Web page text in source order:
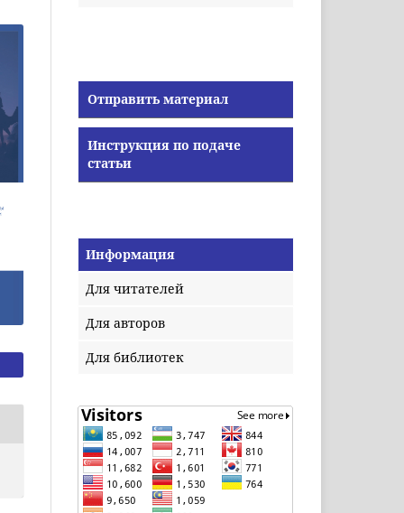
Отправить материал
Инструкция по подаче
статьи
Информация
Для читателей
Для авторов
Для библиотек